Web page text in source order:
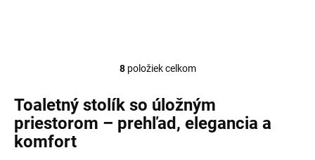
O
l
á
d
8položiek celkom
Toaletný stolík so úložným
priestorom – prehľad, elegancia a
komfort